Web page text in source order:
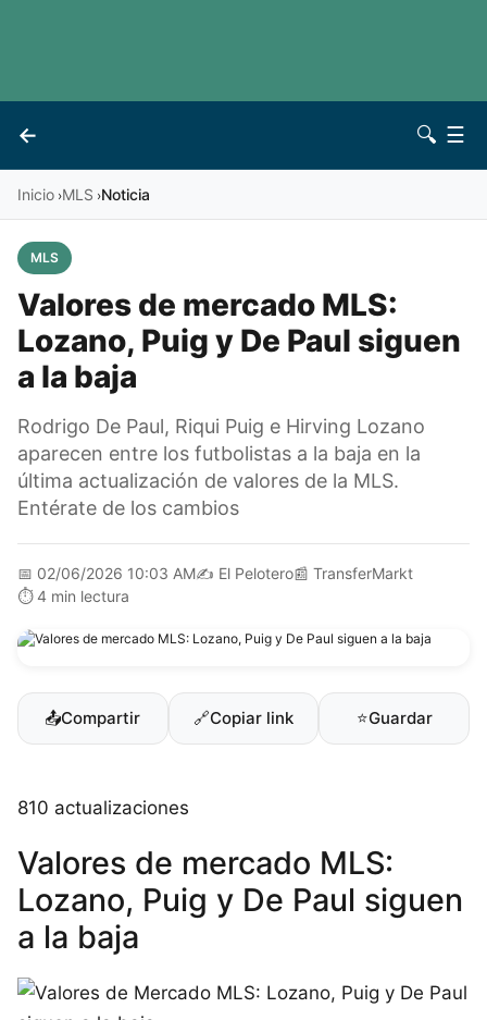
←
Vives 🔍 ☰
Inicio ›MLS ›Noticia
MLS
Valores de mercado MLS:
Lozano, Puig y De Paul siguen
a la baja
Rodrigo De Paul, Riqui Puig e Hirving Lozano
aparecen entre los futbolistas a la baja en la
última actualización de valores de la MLS.
Entérate de los cambios
📅 02/06/2026 10:03 AM✍️ El Pelotero📰 TransferMarkt
⏱️ 4 min lectura
📤Compartir 🔗Copiar link ⭐Guardar
810 actualizaciones
Valores de mercado MLS:
Lozano, Puig y De Paul siguen
a la baja